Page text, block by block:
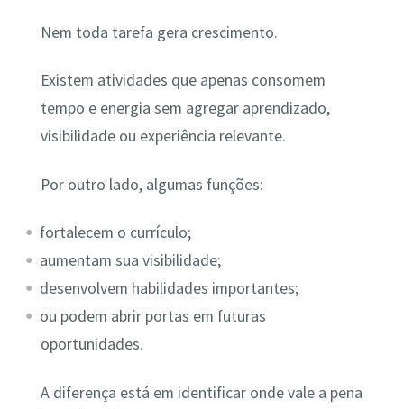
Nem toda tarefa gera crescimento.
Existem atividades que apenas consomem
tempo e energia sem agregar aprendizado,
visibilidade ou experiência relevante.
Por outro lado, algumas funções:
fortalecem o currículo;
aumentam sua visibilidade;
desenvolvem habilidades importantes;
ou podem abrir portas em futuras
oportunidades.
A diferença está em identificar onde vale a pena